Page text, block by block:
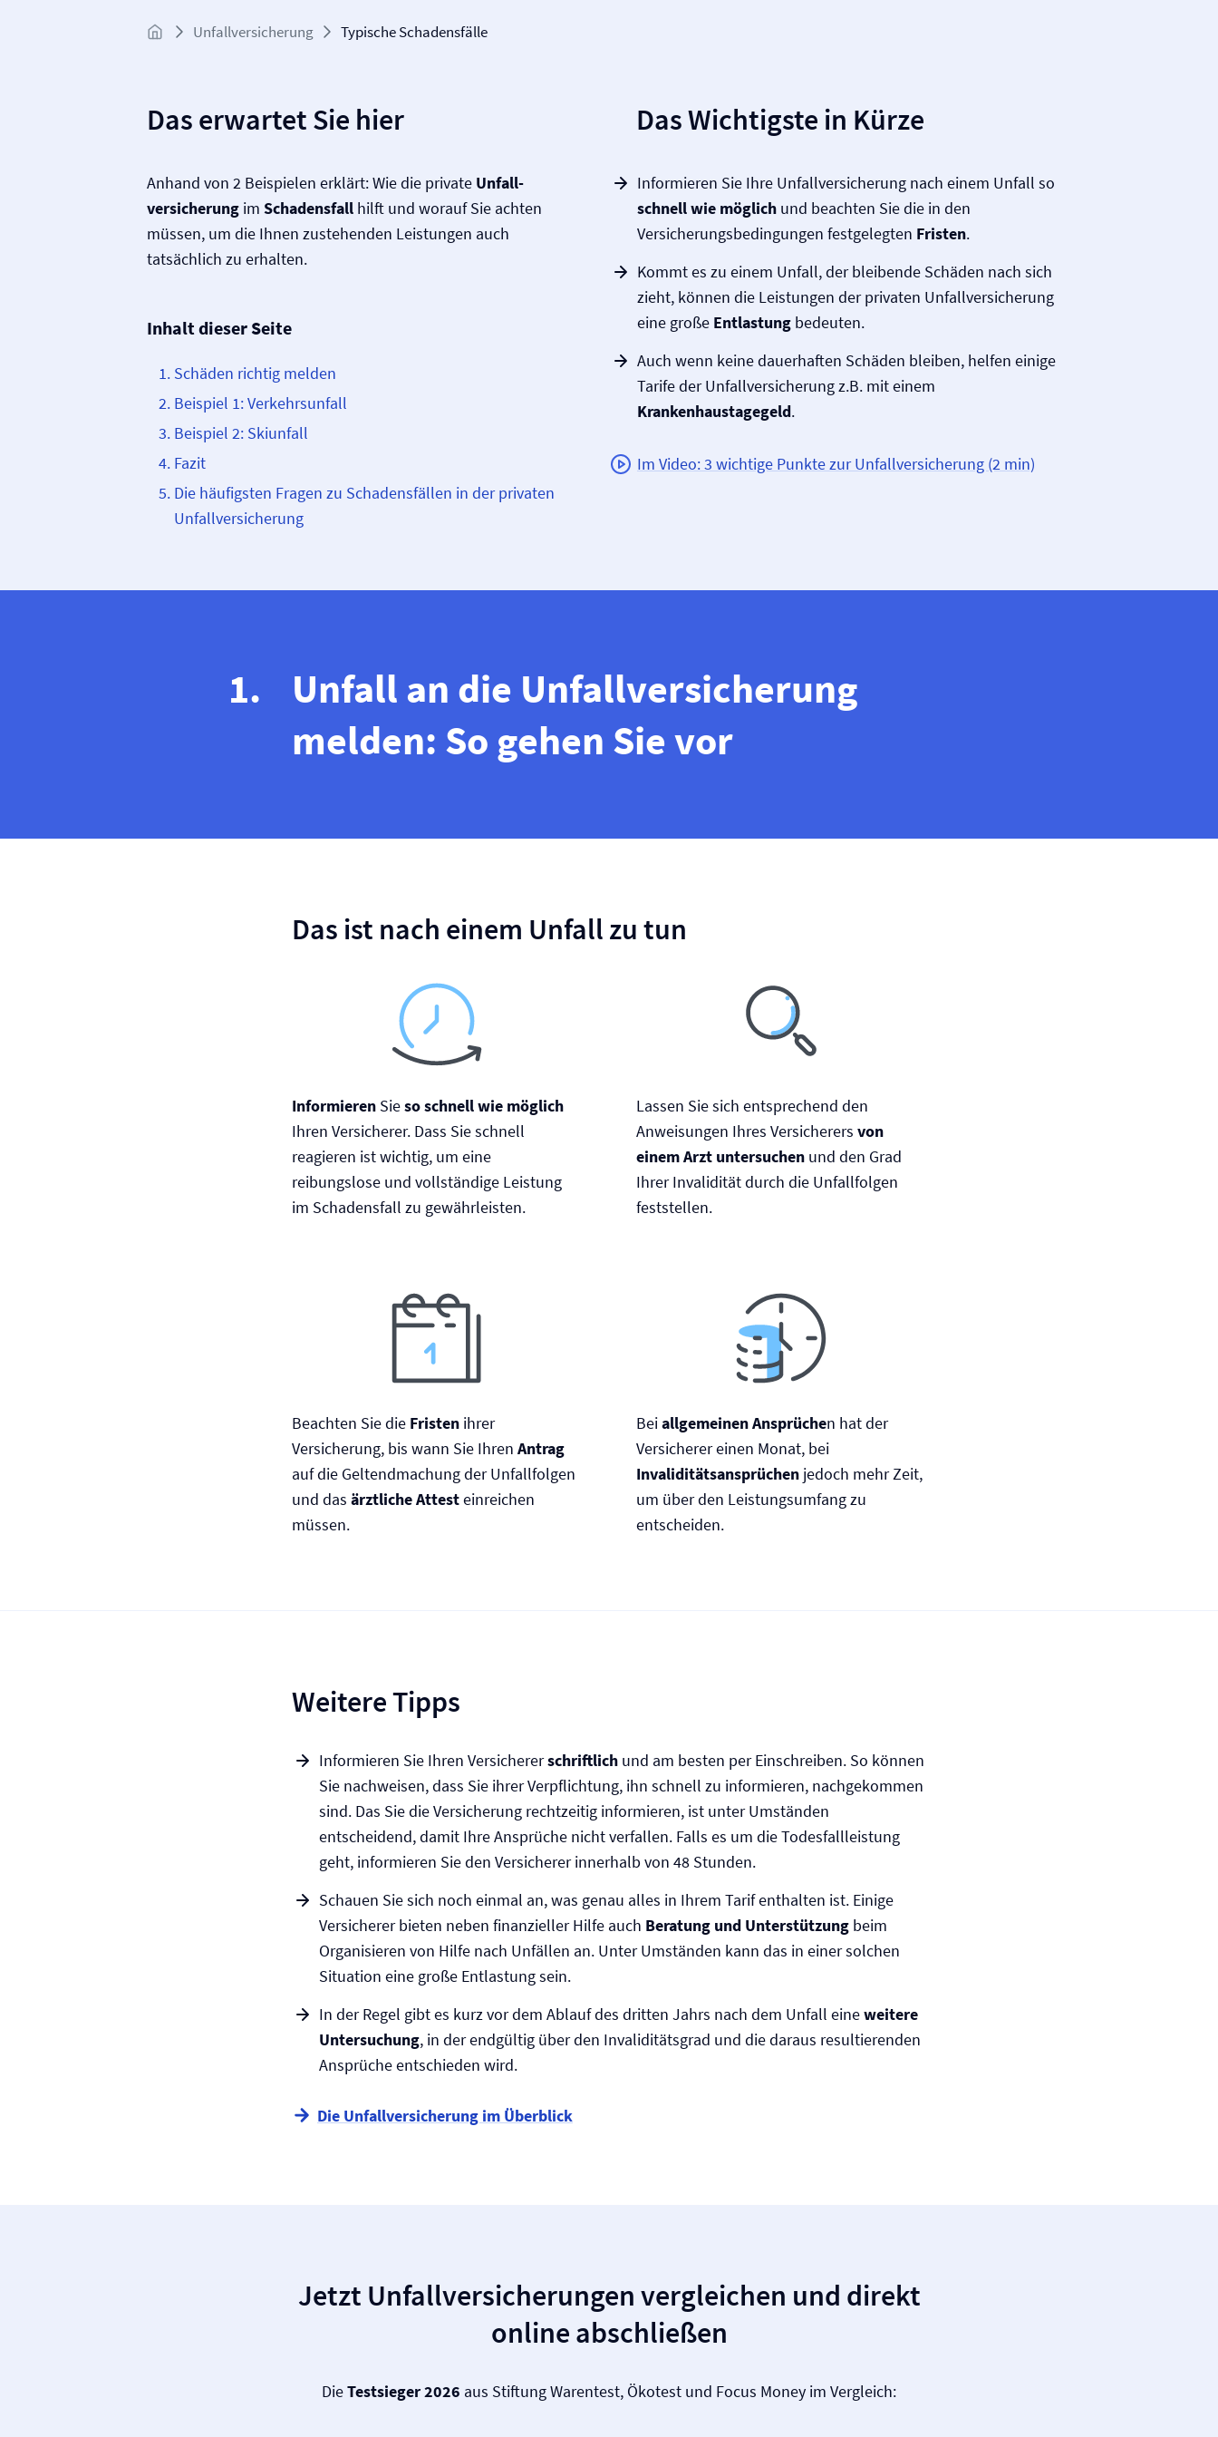
Unfall­versicherung Typische Schadensfälle
Das erwartet Sie hier
Anhand von 2 Beispielen erklärt: Wie die private Unfall­
versicherung im Schadensfall hilft und worauf Sie achten
müssen, um die Ihnen zustehenden Leistungen auch
tatsächlich zu erhalten.
Inhalt dieser Seite
Schäden richtig melden
Beispiel 1: Verkehrsunfall
Beispiel 2: Skiunfall
Fazit
Die häufigsten Fragen zu Schadensfällen in der privaten
Unfall­versicherung
Das Wichtigste in Kürze
Informieren Sie Ihre Unfall­versicherung nach einem Unfall so
schnell wie möglich und beachten Sie die in den
Versicherungs­bedingungen festgelegten Fristen.
Kommt es zu einem Unfall, der bleibende Schäden nach sich
zieht, können die Leistungen der privaten Unfall­versicherung
eine große Entlastung bedeuten.
Auch wenn keine dauerhaften Schäden bleiben, helfen einige
Tarife der Unfall­versicherung z.B. mit einem
Krankenhaustagegeld.
Im Video: 3 wichtige Punkte zur Unfall­versicherung (2 min)
Unfall an die Unfall­versicherung
melden: So gehen Sie vor
Das ist nach einem Unfall zu tun
Informieren Sieso schnell wie möglich
Ihren Versicherer. Dass Sie schnell
reagieren ist wichtig, um eine
reibungslose und vollständige Leistung
im Schadensfall zu gewährleisten.
Lassen Sie sich entsprechend den
Anweisungen Ihres Versicherers von
einem Arzt untersuchen und den Grad
Ihrer Invalidität durch die Unfallfolgen
feststellen.
Beachten Sie die Fristen ihrer
Versicherung, bis wann Sie Ihren Antrag
auf die Geltendmachung der Unfallfolgen
und das ärztliche Attesteinreichen
müssen.
Beiallgemeinen Ansprüchen hat der
Versicherer einen Monat, bei
Invaliditätsansprüchen jedoch mehr Zeit,
um über den Leistungsumfang zu
entscheiden.
Weitere Tipps
Informieren Sie Ihren Versichererschriftlich und am besten per Einschreiben. So können
Sie nachweisen, dass Sie ihrer Verpflichtung, ihn schnell zu informieren, nachgekommen
sind. Das Sie die Versicherung rechtzeitig informieren, ist unter Umständen
entscheidend, damit Ihre Ansprüche nicht verfallen. Falls es um die Todesfallleistung
geht, informieren Sie den Versicherer innerhalb von 48 Stunden.
Schauen Sie sich noch einmal an, was genau alles in Ihrem Tarif enthalten ist. Einige
Versicherer bieten neben finanzieller Hilfe auch Beratung und Unterstützung beim
Organisieren von Hilfe nach Unfällen an. Unter Umständen kann das in einer solchen
Situation eine große Entlastung sein.
In der Regel gibt es kurz vor dem Ablauf des dritten Jahrs nach dem Unfall eineweitere
Untersuchung, in der endgültig über den Invaliditätsgrad und die daraus resultierenden
Ansprüche entschieden wird.
Die Unfall­versicherung im Überblick
Jetzt Unfall­versicherungen vergleichen und direkt
online abschließen
DieTestsieger 2026 aus Stiftung Warentest, Ökotest und Focus Money im Vergleich: